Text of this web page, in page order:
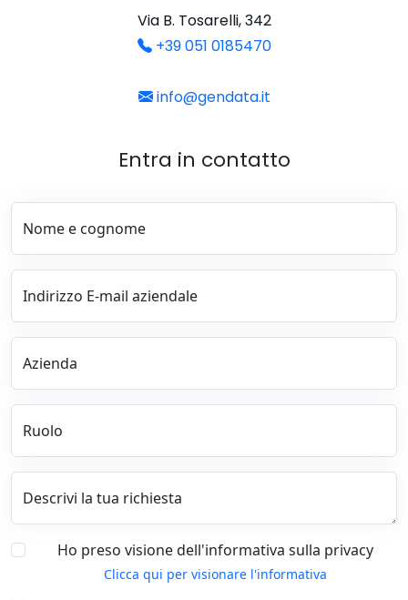
Via B. Tosarelli, 342
+39 051 0185470
info@gendata.it
Entra in contatto
Nome e cognome
Indirizzo E-mail aziendale
Azienda
Ruolo
Descrivi la tua richiesta
Ho preso visione dell'informativa sulla privacy
Clicca qui per visionare l'informativa